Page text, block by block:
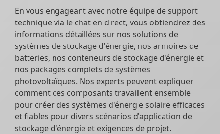
En vous engageant avec notre équipe de support
technique via le chat en direct, vous obtiendrez des
informations détaillées sur nos solutions de
systèmes de stockage d'énergie, nos armoires de
batteries, nos conteneurs de stockage d'énergie et
nos packages complets de systèmes
photovoltaïques. Nos experts peuvent expliquer
comment ces composants travaillent ensemble
pour créer des systèmes d'énergie solaire efficaces
et fiables pour divers scénarios d'application de
stockage d'énergie et exigences de projet.